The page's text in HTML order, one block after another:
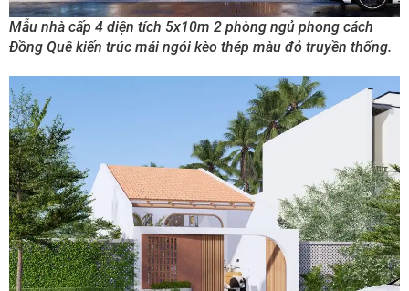
Mẫu nhà cấp 4 diện tích 5x10m 2 phòng ngủ phong cách
Đồng Quê kiến trúc mái ngói kèo thép màu đỏ truyền thống.